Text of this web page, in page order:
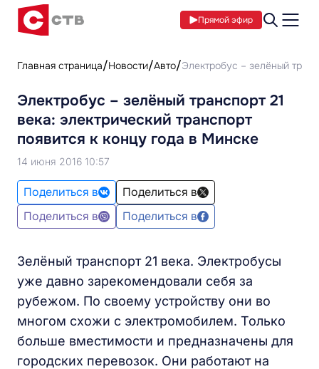
Прямой эфир
Главная страница Новости Авто Электробус – зелёный
Электробус – зелёный транспорт 21
века: электрический транспорт
появится к концу года в Минске
14 июня 2016 10:57
Поделиться в
Поделиться в
Поделиться в
Поделиться в
Зелёный транспорт 21 века. Электробусы
уже давно зарекомендовали себя за
рубежом. По своему устройству они во
многом схожи с электромобилем. Только
больше вместимости и предназначены для
городских перевозок. Они работают на